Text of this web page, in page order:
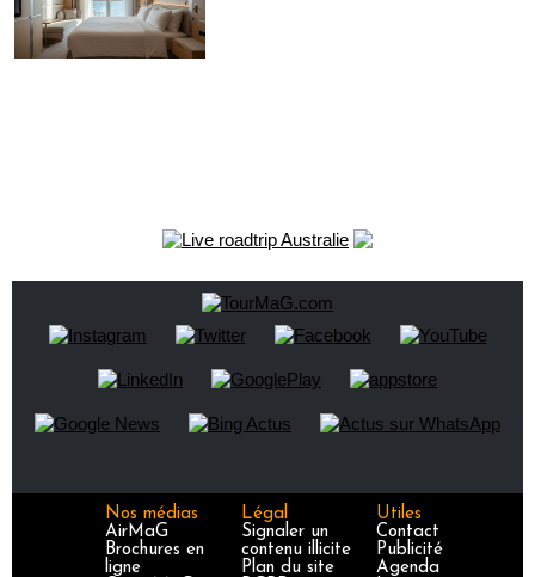
Nos médias
AirMaG
Brochures en
ligne
Légal
Signaler un
contenu illicite
Plan du site
Utiles
Contact
Publicité
Agenda